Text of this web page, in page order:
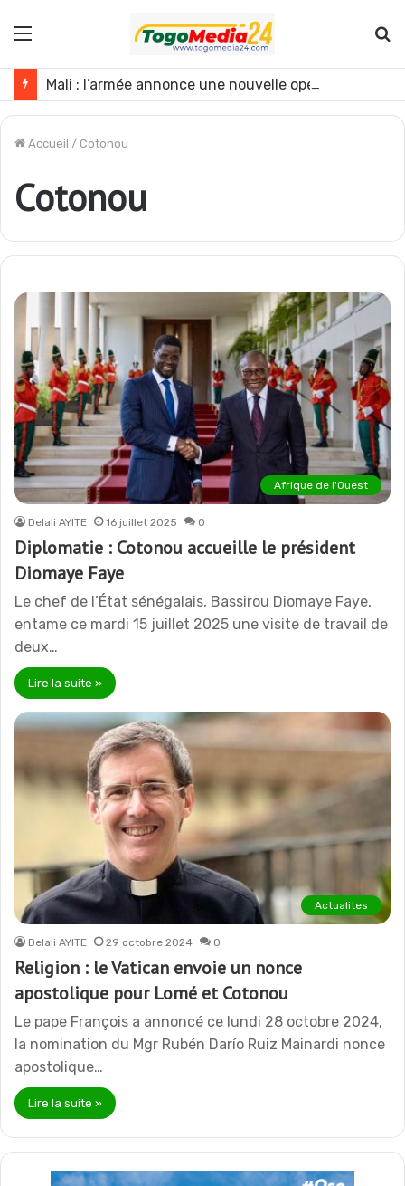
Menu
Accueil / Cotonou
Cotonou
Afrique de l'Ouest
Delali AYITE 16 juillet 2025 0
Diplomatie : Cotonou accueille le président
Diomaye Faye
Le chef de l’État sénégalais, Bassirou Diomaye Faye,
entame ce mardi 15 juillet 2025 une visite de travail de
deux…
Lire la suite »
Actualites
Delali AYITE 29 octobre 2024 0
Religion : le Vatican envoie un nonce
apostolique pour Lomé et Cotonou
Le pape François a annoncé ce lundi 28 octobre 2024,
la nomination du Mgr Rubén Darío Ruiz Mainardi nonce
apostolique…
Lire la suite »